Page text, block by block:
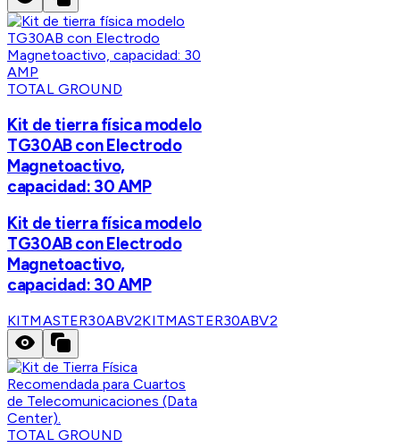
TOTAL GROUND
Kit de tierra física modelo
TG30AB con Electrodo
Magnetoactivo,
capacidad: 30 AMP
Kit de tierra física modelo
TG30AB con Electrodo
Magnetoactivo,
capacidad: 30 AMP
KITMASTER30ABV2KITMASTER30ABV2
TOTAL GROUND